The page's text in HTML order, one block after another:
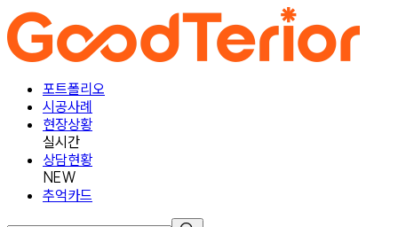
포트폴리오
시공사례
현장상황
실시간
상담현황
NEW
추억카드